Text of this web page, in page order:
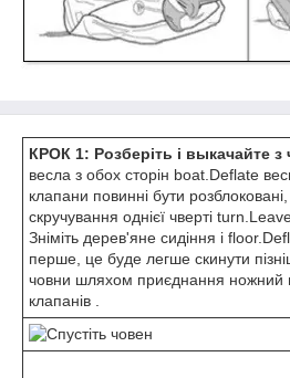
КРОК 1: Розберіть і выкачайте з
весла з обох сторін boat.Deflate
клапани повинні бути
скручування однієї чверті
Зніміть дерев'яне сидіння і
перше, це буде легше скинути
човни шляхом приєднання ножний
клапанів .